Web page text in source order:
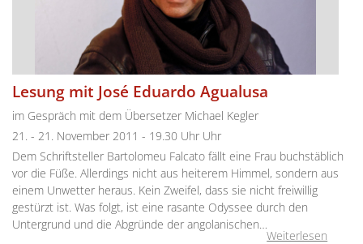
Lesung mit José Eduardo Agualusa
im Gespräch mit dem Übersetzer Michael Kegler
21. - 21. November 2011 - 19.30 Uhr Uhr
Dem Schriftsteller Bartolomeu Falcato fällt eine Frau buchstäblich
vor die Füße. Allerdings nicht aus heiterem Himmel, sondern aus
einem Unwetter heraus. Kein Zweifel, dass sie nicht freiwillig
gestürzt ist. Was folgt, ist eine rasante Odyssee durch den
Untergrund und die Abgründe der angolanischen…
Weiterlesen